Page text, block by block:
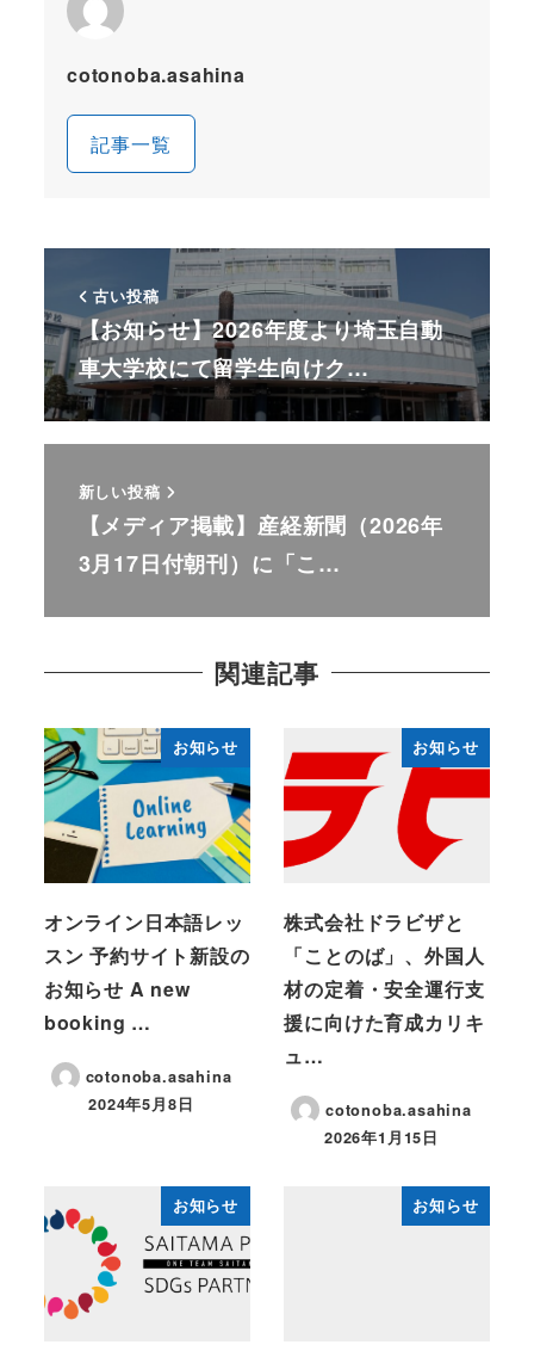
cotonoba.asahina
記事一覧
古い投稿
【お知らせ】2026年度より埼玉自動
車大学校にて留学生向けク…
新しい投稿
【メディア掲載】産経新聞（2026年
3月17日付朝刊）に「こ…
関連記事
お知らせ
オンライン日本語レッ
スン 予約サイト新設の
お知らせ A new
booking …
cotonoba.asahina
2024年5月8日
お知らせ
株式会社ドラビザと
「ことのば」、外国人
材の定着・安全運行支
援に向けた育成カリキ
ュ…
cotonoba.asahina
2026年1月15日
お知らせ お知らせ